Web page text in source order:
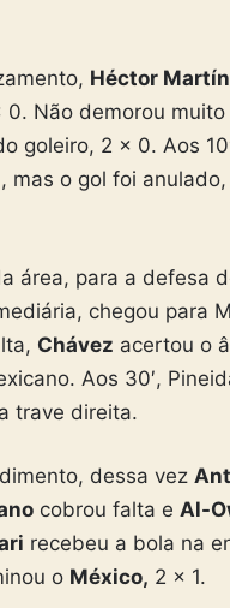
Héctor Martín
0. Não demorou muito
goleiro, 2 x 0. Aos
mas o gol foi
área, para a defesa
chegou para
Chávez acertou o
Aos 30′,
trave direita.
dessa vez
cobrou falta e Al-
recebeu a bola na
o México, 2 x 1.